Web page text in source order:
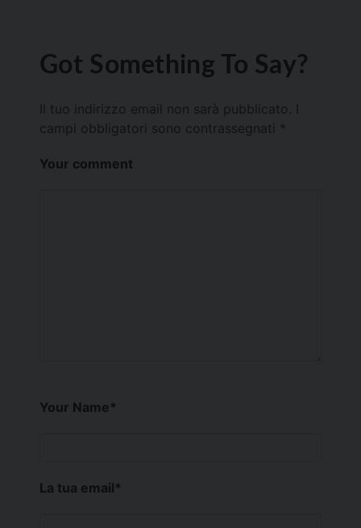
Got Something To Say?
Il tuo indirizzo email non sarà pubblicato.
campi obbligatori sono contrassegnati *
Your comment
Your Name*
La tua email*